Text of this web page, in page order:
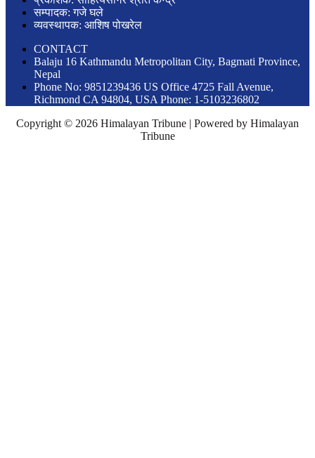
सम्पादक: गजे घले
व्यवस्थापक: आशिष पोखरेल
CONTACT
Balaju 16 Kathmandu Metropolitan City, Bagmati Province,
Nepal
Phone No: 9851239436 US Office 4725 Fall Avenue,
Richmond CA 94804, USA Phone: 1-5103236802
Copyright © 2026 Himalayan Tribune | Powered by Himalayan
Tribune